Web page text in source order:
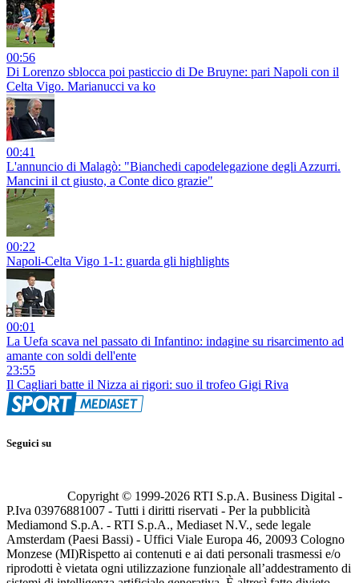
00:56
Di Lorenzo sblocca poi pasticcio di De Bruyne: pari Napoli con il
Celta Vigo. Marianucci va ko
00:41
L'annuncio di Malagò: "Bianchedi capodelegazione degli Azzurri.
Mancini il ct giusto, a Conte dico grazie"
00:22
Napoli-Celta Vigo 1-1: guarda gli highlights
00:01
La Uefa scava nel passato di Infantino: indagine su risarcimento ad
amante con soldi dell'ente
23:55
Il Cagliari batte il Nizza ai rigori: suo il trofeo Gigi Riva
Seguici su
Copyright © 1999-2026 RTI S.p.A. Business Digital -
P.Iva 03976881007 - Tutti i diritti riservati - Per la pubblicità
Mediamond S.p.A. - RTI S.p.A., Mediaset N.V., sede legale
Amsterdam (Paesi Bassi) - Uffici Viale Europa 46, 20093 Cologno
Monzese (MI)Rispetto ai contenuti e ai dati personali trasmessi e/o
riprodotti è vietata ogni utilizzazione funzionale all’addestramento di